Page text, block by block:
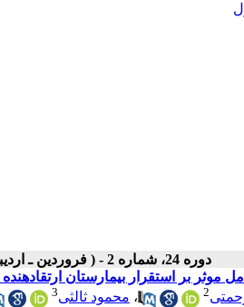
دوره 24، شماره 2 - ( فروردین ـ اردیبهشت 1404 )
موثر بر استقرار بیمارستان
2 ، محمود ثالثی3